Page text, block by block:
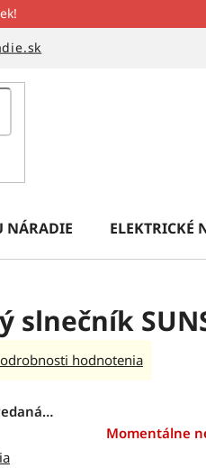
NÁRADIE ELEKTRICKÉ
slnečník
hodnotenia
Momentálne